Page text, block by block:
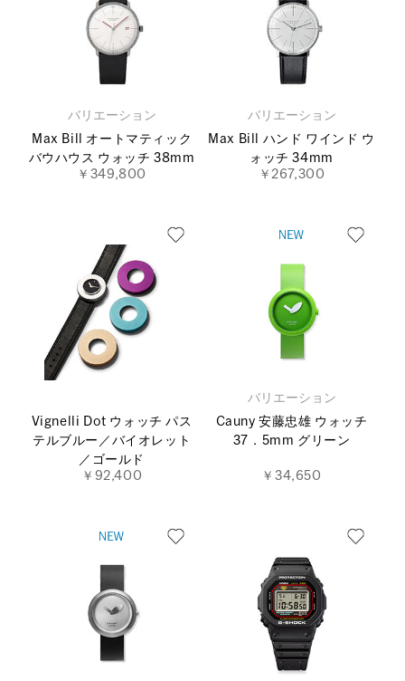
バリエーション
Max Bill オートマティック
バウハウス ウォッチ 38mm
￥349,800
バリエーション
Max Bill ハンド ワインド ウ
ォッチ 34mm
￥267,300
Vignelli Dot ウォッチ パス
テルブルー／バイオレット
／ゴールド
￥92,400
バリエーション
Cauny 安藤忠雄 ウォッチ
37．5mm グリーン
￥34,650